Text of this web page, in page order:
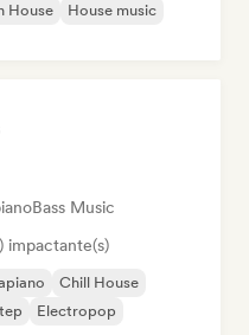
House
House music
Bass Music
impactante(s)
Chill House
Electropop